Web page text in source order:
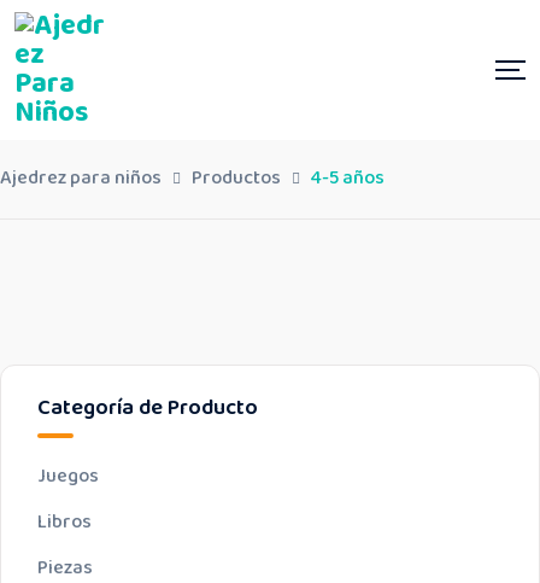
Ajedrez para niños Productos 4-5 años
Categoría de Producto
Juegos
Libros
Piezas